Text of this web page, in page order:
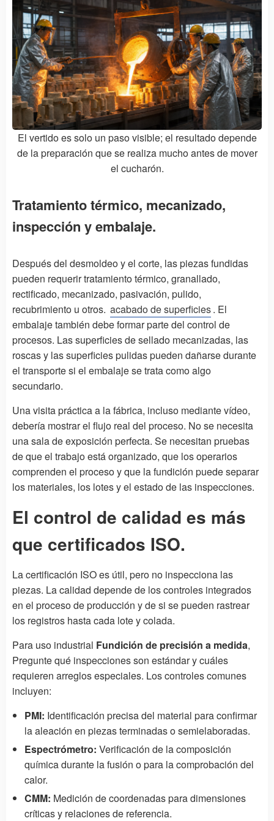
El vertido es solo un paso visible; el resultado depende
de la preparación que se realiza mucho antes de mover
el cucharón.
Tratamiento térmico, mecanizado,
inspección y embalaje.
Después del desmoldeo y el corte, las piezas fundidas
pueden requerir tratamiento térmico, granallado,
rectificado, mecanizado, pasivación, pulido,
recubrimiento u otros. acabado de superficies. El
embalaje también debe formar parte del control de
procesos. Las superficies de sellado mecanizadas, las
roscas y las superficies pulidas pueden dañarse durante
el transporte si el embalaje se trata como algo
secundario.
Una visita práctica a la fábrica, incluso mediante vídeo,
debería mostrar el flujo real del proceso. No se necesita
una sala de exposición perfecta. Se necesitan pruebas
de que el trabajo está organizado, que los operarios
comprenden el proceso y que la fundición puede separar
los materiales, los lotes y el estado de las inspecciones.
El control de calidad es más
que certificados ISO.
La certificación ISO es útil, pero no inspecciona las
piezas. La calidad depende de los controles integrados
en el proceso de producción y de si se pueden rastrear
los registros hasta cada lote y colada.
Para uso industrial Fundición de precisión a medida,
Pregunte qué inspecciones son estándar y cuáles
requieren arreglos especiales. Los controles comunes
incluyen:
PMI: Identificación precisa del material para confirmar
la aleación en piezas terminadas o semielaboradas.
Espectrómetro: Verificación de la composición
química durante la fusión o para la comprobación del
calor.
CMM: Medición de coordenadas para dimensiones
críticas y relaciones de referencia.